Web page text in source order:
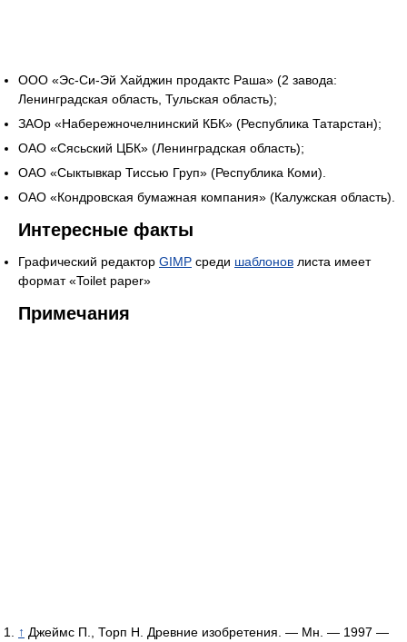
ООО «Эс-Си-Эй Хайджин продактс Раша» (2 завода:
Ленинградская область, Тульская область);
ЗАОр «Набережночелнинский КБК» (Республика Татарстан);
ОАО «Сясьский ЦБК» (Ленинградская область);
ОАО «Сыктывкар Тиссью Груп» (Республика Коми).
ОАО «Кондровская бумажная компания» (Калужская область).
Интересные факты
Графический редактор GIMP среди шаблонов листа имеет
формат «Toilet paper»
Примечания
↑ Джеймс П., Торп Н. Древние изобретения. — Мн. — 1997 —